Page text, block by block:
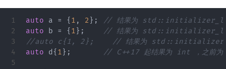
1
2
3
4
5
auto a = { 1 , 2 };
// 结果为
auto
b = { 1 };
// 结果为
//auto c{1, 2};    // 结果为
auto
d { 1 }; // C++17 起结果为 int ，之